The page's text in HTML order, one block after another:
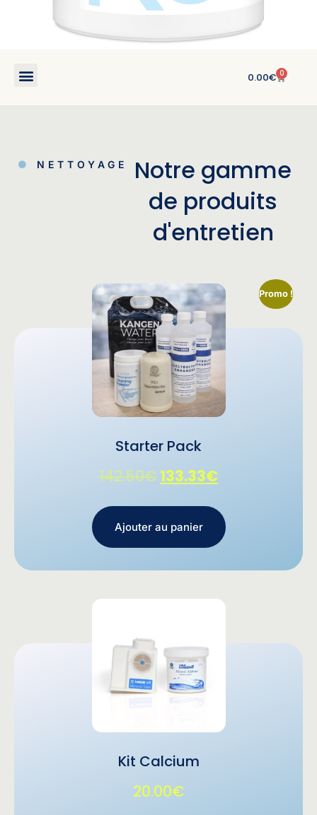
0.00€ 0
NETTOYAGE
Notre gamme
de produits
d'entretien
Promo !
Starter Pack
142.50€ 133.33€
Ajouter au panier
Kit Calcium
20.00€